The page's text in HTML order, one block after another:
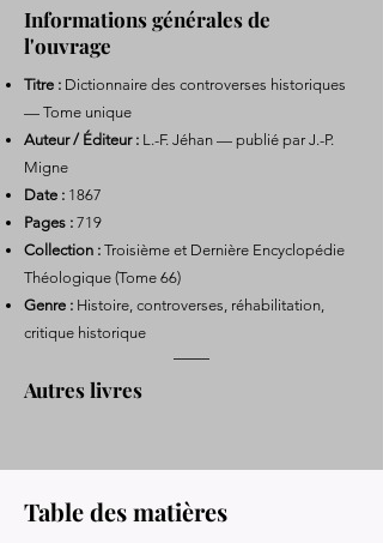
Informations générales de
l'ouvrage
Titre : Dictionnaire des controverses historiques
— Tome unique
Auteur / Éditeur : L.-F. Jéhan — publié par J.-P.
Migne
Date : 1867
Pages : 719
Collection : Troisième et Dernière Encyclopédie
Théologique (Tome 66)
Genre : Histoire, controverses, réhabilitation,
critique historique
Autres livres
Table des matières